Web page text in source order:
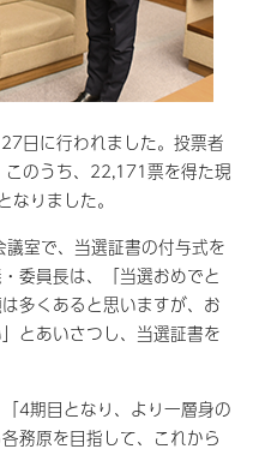
日に行われました。投票者
のうち、22,171票を得た現
りました。
室で、当選証書の付与式を
委員長は、「当選おめでと
多くあると思いますが、お
とあいさつし、当選証書を
4期目となり、より一層身の
務原を目指して、これから